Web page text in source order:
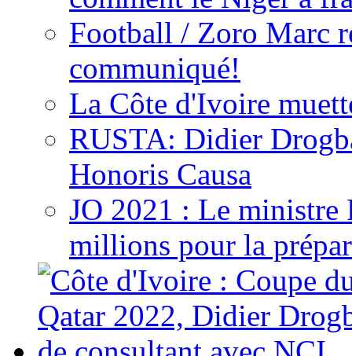
Football / Zoro Marc
communiqué!
La Côte d'Ivoire
RUSTA: Didier
Honoris Causa
JO 2021 : Le ministre
millions pour la